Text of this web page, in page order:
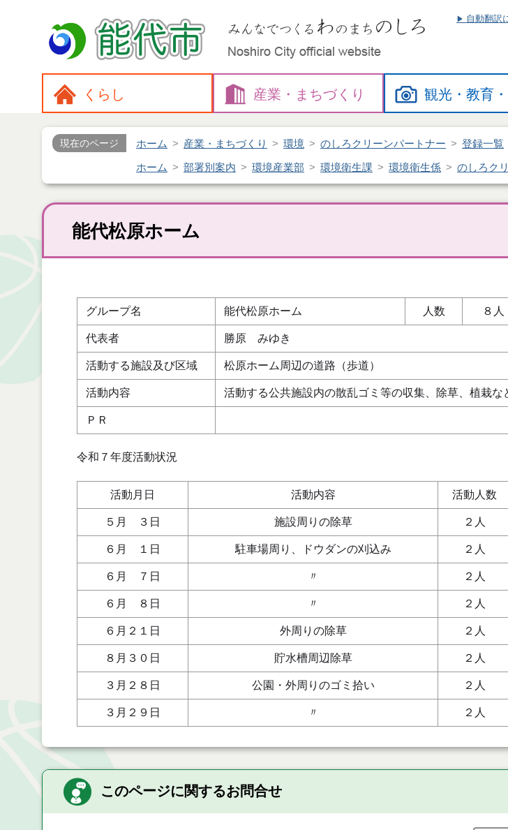
自動翻訳
くらし 産業・ まちづくり 観光・教育・
現在のページ ホーム 産業・まちづくり 環境 のしろクリーンパートナー 登録一覧
ホーム 部署別案内 環境産業部 環境衛生課 環境衛生係 のしろク
能代松原ホーム
グループ名 能代松原ホーム 人数 ８人
代表者 勝原 みゆき
活動する施設及び区域 松原ホーム周辺の道路（歩道）
活動内容 活動する公共施設内の散乱ゴミ等の収集、除草、植栽な
ＰＲ
令和７年度活動状況
活動月日 活動内容 活動人数
５月 ３日 施設周りの除草 ２人
６月 １日 駐車場周り、ドウダンの刈込み ２人
６月 ７日 〃 ２人
６月 ８日 〃 ２人
６月２１日 外周りの除草 ２人
８月３０日 貯水槽周辺除草 ２人
３月２８日 公園・外周りのゴミ拾い ２人
３月２９日 〃 ２人
このページに関するお問合せ